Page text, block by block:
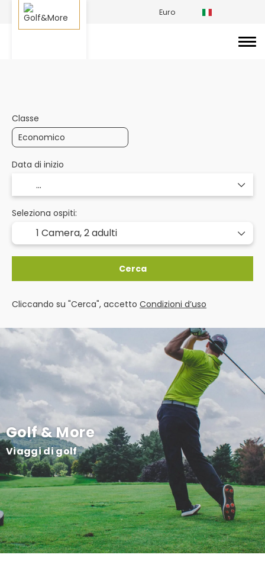
Euro
Golf & More
Viaggi di golf
Classe
Data di inizio
Seleziona ospiti:
1 Camera,2 adulti
Cerca
Cliccando su "Cerca", accetto Condizioni d’uso